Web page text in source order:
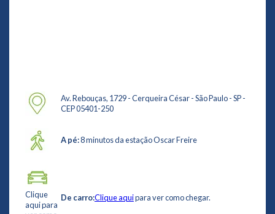
Av. Rebouças, 1729 - Cerqueira César - São Paulo - SP -
CEP 05401-250
A pé:8 minutos da estação Oscar Freire
Clique
aqui para
De carro:Clique aquipara ver como chegar.